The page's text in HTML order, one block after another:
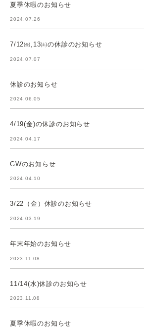
夏季休暇のお知らせ
2024.07.26
7/12㈮,13㈯の休診のお知らせ
2024.07.07
休診のお知らせ
2024.06.05
4/19(金)の休診のお知らせ
2024.04.17
GWのお知らせ
2024.04.10
3/22（金）休診のお知らせ
2024.03.19
年末年始のお知らせ
2023.11.08
11/14(水)休診のお知らせ
2023.11.08
夏季休暇のお知らせ